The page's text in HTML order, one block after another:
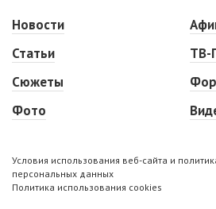
Новости
Статьи
Сюжеты
Фото
ТВ-
Условия использования веб-сайта и
персональных данных
Политика использования cookies